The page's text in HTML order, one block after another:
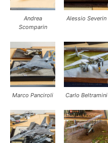
Andrea
Scomparin
Alessio Severin
Marco Panciroli Carlo Beltramini